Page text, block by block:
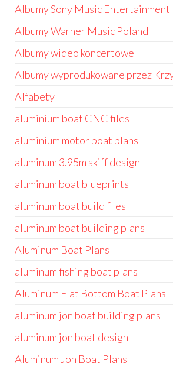
Albumy Sony Music Entertainment
Albumy Warner Music Poland
Albumy wideo koncertowe
Albumy wyprodukowane przez
Alfabety
aluminium boat CNC files
aluminium motor boat plans
aluminum 3.95m skiff design
aluminum boat blueprints
aluminum boat build files
aluminum boat building plans
Aluminum Boat Plans
aluminum fishing boat plans
Aluminum Flat Bottom Boat Plans
aluminum jon boat building plans
aluminum jon boat design
Aluminum Jon Boat Plans